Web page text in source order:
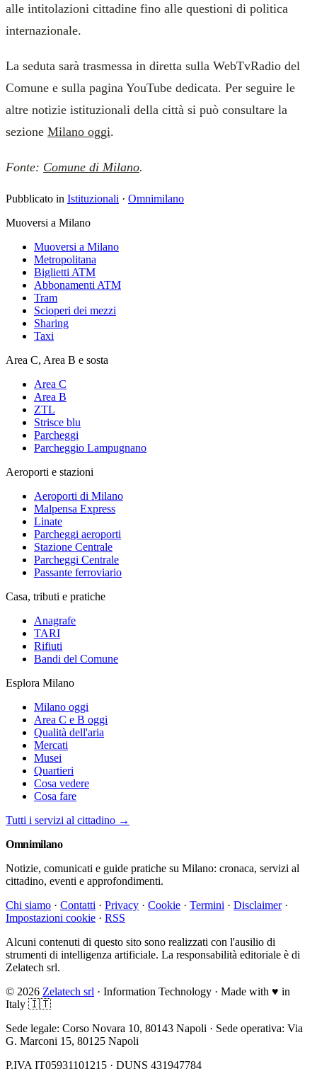
alle intitolazioni cittadine fino alle questioni di politica
internazionale.
La seduta sarà trasmessa in diretta sulla WebTvRadio del
Comune e sulla pagina YouTube dedicata. Per seguire le
altre notizie istituzionali della città si può consultare la
sezione Milano oggi.
Fonte: Comune di Milano.
Pubblicato in Istituzionali · Omnimilano
Muoversi a Milano
Muoversi a Milano
Metropolitana
Biglietti ATM
Abbonamenti ATM
Tram
Scioperi dei mezzi
Sharing
Taxi
Area C, Area B e sosta
Area C
Area B
ZTL
Strisce blu
Parcheggi
Parcheggio Lampugnano
Aeroporti e stazioni
Aeroporti di Milano
Malpensa Express
Linate
Parcheggi aeroporti
Stazione Centrale
Parcheggi Centrale
Passante ferroviario
Casa, tributi e pratiche
Anagrafe
TARI
Rifiuti
Bandi del Comune
Esplora Milano
Milano oggi
Area C e B oggi
Qualità dell'aria
Mercati
Musei
Quartieri
Cosa vedere
Cosa fare
Tutti i servizi al cittadino →
Omnimilano
Notizie, comunicati e guide pratiche su Milano: cronaca, servizi al
cittadino, eventi e approfondimenti.
Chi siamo · Contatti · Privacy · Cookie · Termini · Disclaimer ·
Impostazioni cookie · RSS
Alcuni contenuti di questo sito sono realizzati con l'ausilio di
strumenti di intelligenza artificiale. La responsabilità editoriale è di
Zelatech srl.
© 2026 Zelatech srl · Information Technology · Made with ♥ in
Italy 🇮🇹
Sede legale: Corso Novara 10, 80143 Napoli · Sede operativa: Via
G. Marconi 15, 80125 Napoli
P.IVA IT05931101215 · DUNS 431947784